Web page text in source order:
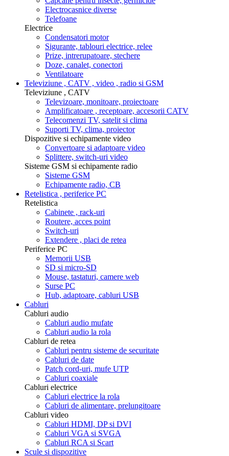
Electrocasnice diverse
Telefoane
Electrice
Condensatori motor
Sigurante, tablouri electrice, relee
Prize, intrerupatoare, stechere
Doze, canalet, conectori
Ventilatoare
Televiziune , CATV , video , radio si GSM
Televiziune , CATV
Televizoare, monitoare, proiectoare
Amplificatoare , receptoare, accesorii CATV
Telecomenzi TV, satelit si clima
Suporti TV, clima, proiector
Dispozitive si echipamente video
Convertoare si adaptoare video
Splittere, switch-uri video
Sisteme GSM si echipamente radio
Sisteme GSM
Echipamente radio, CB
Retelistica , periferice PC
Retelistica
Cabinete , rack-uri
Routere, acces point
Switch-uri
Extendere , placi de retea
Periferice PC
Memorii USB
SD si micro-SD
Mouse, tastaturi, camere web
Surse PC
Hub, adaptoare, cabluri USB
Cabluri
Cabluri audio
Cabluri audio mufate
Cabluri audio la rola
Cabluri de retea
Cabluri pentru sisteme de securitate
Cabluri de date
Patch cord-uri, mufe UTP
Cabluri coaxiale
Cabluri electrice
Cabluri electrice la rola
Cabluri de alimentare, prelungitoare
Cabluri video
Cabluri HDMI, DP si DVI
Cabluri VGA si SVGA
Cabluri RCA si Scart
Scule si dispozitive